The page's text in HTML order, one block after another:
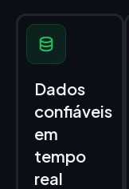
Dados
confiáveis
em
tempo
real